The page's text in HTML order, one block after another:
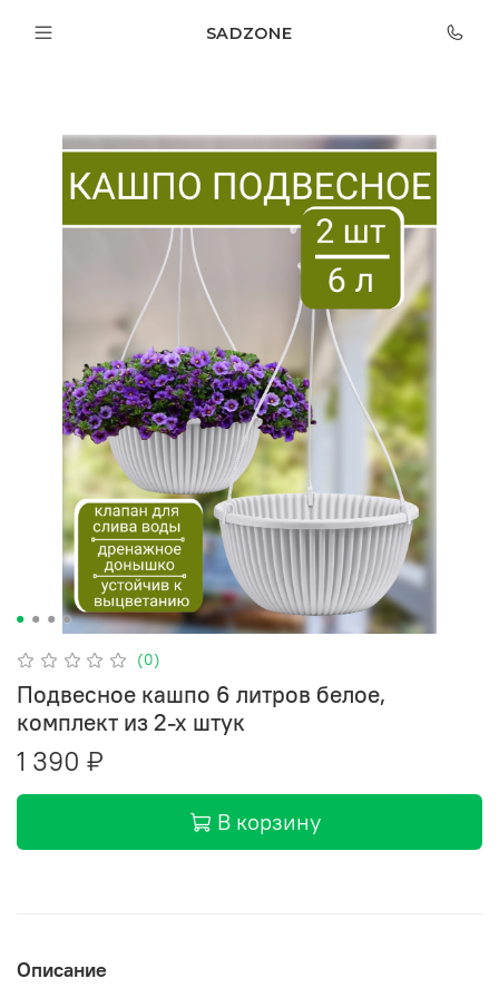
SADZONE
(0)
Подвесное кашпо 6 литров белое,
комплект из 2-х штук
1 390 ₽
В корзину
Описание